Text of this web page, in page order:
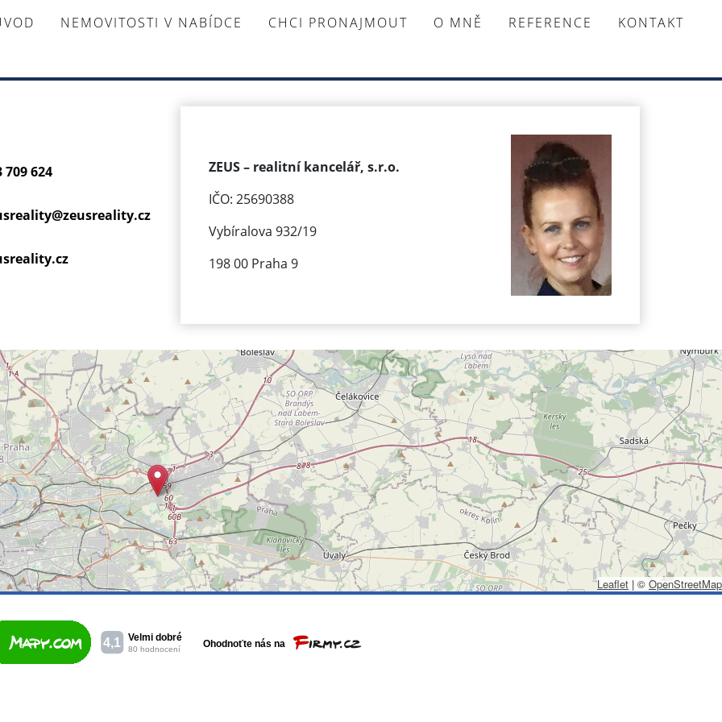
NEMOVITOSTI V NABÍDCE CHCI PRONAJMOUT O MNĚ REFERENCE KONTAKT
709 624
zeusreality.cz
ZEUS – realitní kancelář, s.r.o.
IČO: 25690388
Vybíralova 932/19
198 00 Praha 9
Leaflet | © OpenStreetMap